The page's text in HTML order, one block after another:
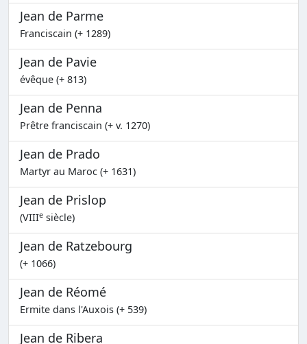
Jean de Parme
Franciscain (+ 1289)
Jean de Pavie
évêque (+ 813)
Jean de Penna
Prêtre franciscain (+ v. 1270)
Jean de Prado
Martyr au Maroc (+ 1631)
Jean de Prislop
(VIIIe siècle)
Jean de Ratzebourg
(+ 1066)
Jean de Réomé
Ermite dans l'Auxois (+ 539)
Jean de Ribera